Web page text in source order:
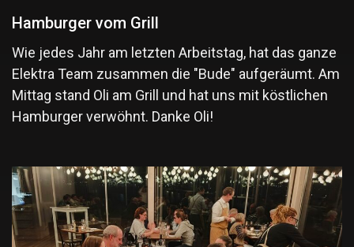
Hamburger vom Grill
Wie jedes Jahr am letzten Arbeitstag, hat das ganze
Elektra Team zusammen die "Bude" aufgeräumt. Am
Mittag stand Oli am Grill und hat uns mit köstlichen
Hamburger verwöhnt. Danke Oli!